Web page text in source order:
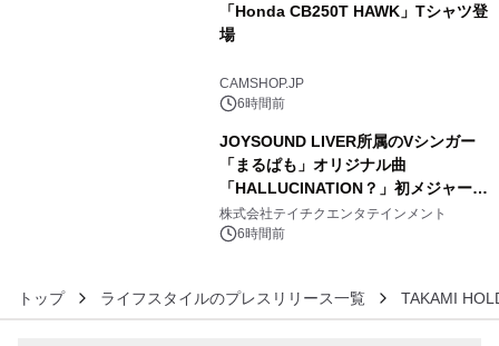
「Honda CB250T HAWK」Tシャツ登
場
CAMSHOP.JP
6時間前
JOYSOUND LIVER所属のVシンガー
「まるぱも」オリジナル曲
「HALLUCINATION？」初メジャー配
信リリース決定！
株式会社テイチクエンタテインメント
6時間前
トップ ライフスタイルのプレスリリース一覧 TAKAMI